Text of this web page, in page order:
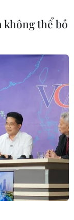
không thể bỏ